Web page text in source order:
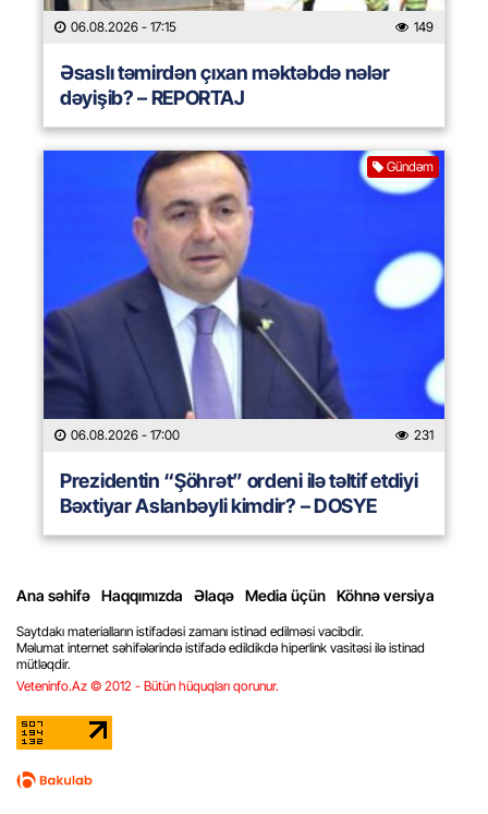
06.08.2026 - 17:15 149
Əsaslı təmirdən çıxan məktəbdə nələr
dəyişib? – REPORTAJ
Gündəm
06.08.2026 - 17:00 231
Prezidentin “Şöhrət” ordeni ilə təltif etdiyi
Bəxtiyar Aslanbəyli kimdir? – DOSYE
Ana səhifə Haqqımızda Əlaqə Media üçün Köhnə versiya
Saytdakı materialların istifadəsi zamanı istinad edilməsi vacibdir.
Məlumat internet səhifələrində istifadə edildikdə hiperlink vasitəsi ilə istinad
mütləqdir.
Veteninfo.Az © 2012 - Bütün hüquqları qorunur.